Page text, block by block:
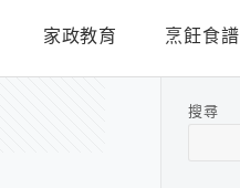
家政教育 烹飪食譜
搜尋